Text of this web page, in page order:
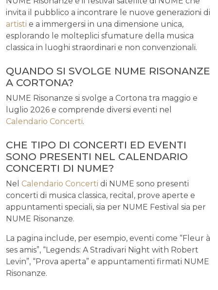
invita il pubblico a incontrare le nuove generazioni di
artisti e a immergersi in una dimensione unica,
esplorando le molteplici sfumature della musica
classica in luoghi straordinari e non convenzionali.
QUANDO SI SVOLGE NUME RISONANZE
A CORTONA?
NUME Risonanze si svolge a Cortona tra maggio e
luglio 2026 e comprende diversi eventi nel
Calendario Concerti.
CHE TIPO DI CONCERTI ED EVENTI
SONO PRESENTI NEL CALENDARIO
CONCERTI DI NUME?
Nel Calendario Concerti di NUME sono presenti
concerti di musica classica, recital, prove aperte e
appuntamenti speciali, sia per NUME Festival sia per
NUME Risonanze.
La pagina include, per esempio, eventi come “Fleur à
ses amis”, “Legends: A Stradivari Night with Robert
Levin”, “Prova aperta” e appuntamenti firmati NUME
Risonanze.